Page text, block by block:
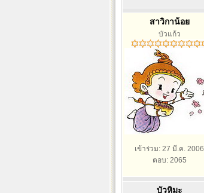
สาวิกาน้อย
บัวแก้ว
เข้าร่วม: 27 มี.ค. 2006
ตอบ: 2065
บัวหิมะ